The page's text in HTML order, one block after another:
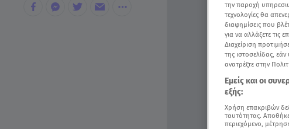
την παροχή
τεχνολογίες θα
διαφημίσεις που
για να αλλάξετε τις
Διαχείριση
της ιστοσελίδας,
ανατρέξτε στην
Εμείς και οι
εξής:
Χρήση επακριβών
ταυτότητας.
περιεχόμενο,